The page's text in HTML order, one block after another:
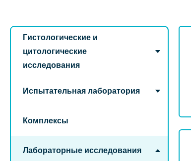
Гистологические и
цитологические
исследования
Испытательная лаборатория
Комплексы
Лабораторные исследования